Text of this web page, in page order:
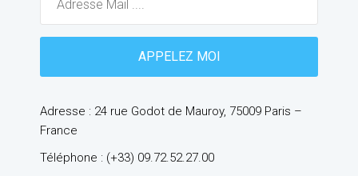
Adresse : 24 rue Godot de Mauroy, 75009 Paris –
France
Téléphone : (+33) 09.72.52.27.00